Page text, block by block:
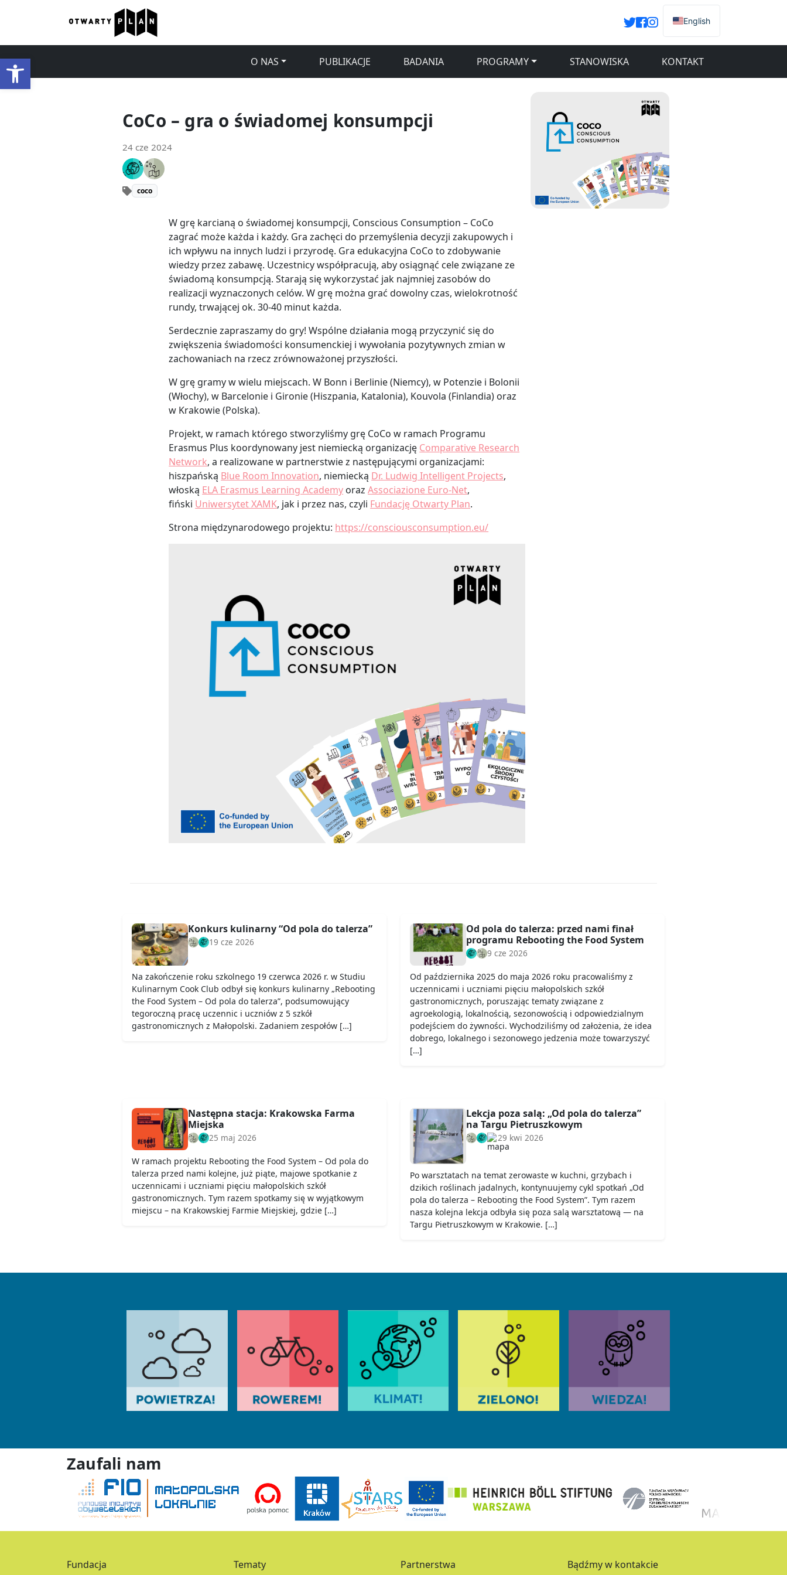
Otwórz pasek narzędzi
English
O NAS PUBLIKACJE BADANIA PROGRAMY STANOWISKA KONTAKT
CoCo – gra o świadomej konsumpcji
24 cze 2024
coco
W grę karcianą o świadomej konsumpcji, Conscious Consumption – CoCo
zagrać może każda i każdy. Gra zachęci do przemyślenia decyzji zakupowych i
ich wpływu na innych ludzi i przyrodę. Gra edukacyjna CoCo to zdobywanie
wiedzy przez zabawę. Uczestnicy współpracują, aby osiągnąć cele związane ze
świadomą konsumpcją. Starają się wykorzystać jak najmniej zasobów do
realizacji wyznaczonych celów. W grę można grać dowolny czas, wielokrotność
rundy, trwającej ok. 30-40 minut każda.
Serdecznie zapraszamy do gry! Wspólne działania mogą przyczynić się do
zwiększenia świadomości konsumenckiej i wywołania pozytywnych zmian w
zachowaniach na rzecz zrównoważonej przyszłości.
W grę gramy w wielu miejscach. W Bonn i Berlinie (Niemcy), w Potenzie i Bolonii
(Włochy), w Barcelonie i Gironie (Hiszpania, Katalonia), Kouvola (Finlandia) oraz
w Krakowie (Polska).
Projekt, w ramach którego stworzyliśmy grę CoCo w ramach Programu
Erasmus Plus koordynowany jest niemiecką organizację Comparative Research
Network, a realizowane w partnerstwie z następującymi organizacjami:
hiszpańską Blue Room Innovation, niemiecką Dr. Ludwig Intelligent Projects,
włoską ELA Erasmus Learning Academy orazAssociazione Euro-Net,
fiński Uniwersytet XAMK, jak i przez nas, czyli Fundację Otwarty Plan.
Strona międzynarodowego projektu: https://consciousconsumption.eu/
Konkurs kulinarny “Od pola do talerza”
19 cze 2026
Na zakończenie roku szkolnego 19 czerwca 2026 r. w Studiu
Kulinarnym Cook Club odbył się konkurs kulinarny „Rebooting
the Food System – Od pola do talerza”, podsumowujący
tegoroczną pracę uczennic i uczniów z 5 szkół
gastronomicznych z Małopolski. Zadaniem zespołów […]
Od pola do talerza: przed nami finał
programu Rebooting the Food System
9 cze 2026
Od października 2025 do maja 2026 roku pracowaliśmy z
uczennicami i uczniami pięciu małopolskich szkół
gastronomicznych, poruszając tematy związane z
agroekologią, lokalnością, sezonowością i odpowiedzialnym
podejściem do żywności. Wychodziliśmy od założenia, że idea
dobrego, lokalnego i sezonowego jedzenia może towarzyszyć
[…]
Następna stacja: Krakowska Farma
Miejska
25 maj 2026
W ramach projektu Rebooting the Food System – Od pola do
talerza przed nami kolejne, już piąte, majowe spotkanie z
uczennicami i uczniami pięciu małopolskich szkół
gastronomicznych. Tym razem spotkamy się w wyjątkowym
miejscu – na Krakowskiej Farmie Miejskiej, gdzie […]
Lekcja poza salą: „Od pola do talerza”
na Targu Pietruszkowym
29 kwi 2026
Po warsztatach na temat zerowaste w kuchni, grzybach i
dzikich roślinach jadalnych, kontynuujemy cykl spotkań „Od
pola do talerza – Rebooting the Food System”. Tym razem
nasza kolejna lekcja odbyła się poza salą warsztatową — na
Targu Pietruszkowym w Krakowie. […]
Zaufali nam
Fundacja Tematy Partnerstwa Bądźmy w kontakcie